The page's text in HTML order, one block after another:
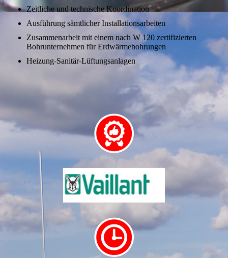
Zeitliche und technische Koordination
Ausführung sämtlicher Installationsarbeiten
Zusammenarbeit mit einem nach W 120 zertifizierten
Bohrunternehmen für Erdwärmebohrungen
Heizung-Sanitär-Lüftungsanlagen